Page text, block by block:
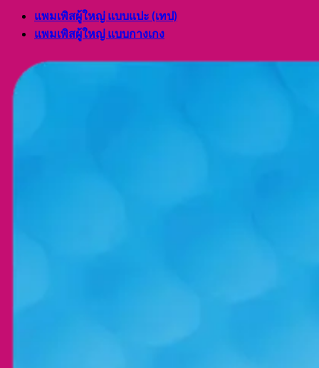
แพมเพิสผู้ใหญ่ แบบแปะ (เทป)
แพมเพิสผู้ใหญ่ แบบกางเกง